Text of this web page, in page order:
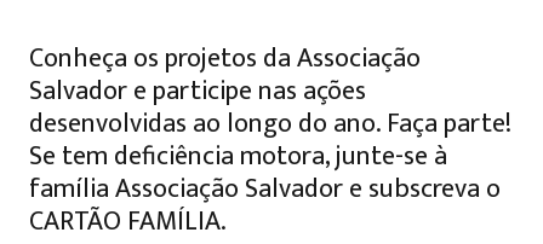
Conheça os projetos da Associação
Salvador e participe nas ações
desenvolvidas ao longo do ano. Faça parte!
Se tem deficiência motora, junte-se à
família Associação Salvador e subscreva o
CARTÃO FAMÍLIA.